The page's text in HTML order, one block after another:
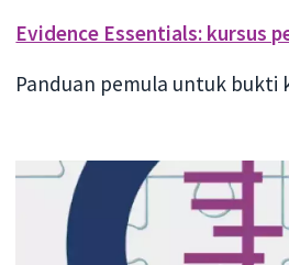
Evidence Essentials: kursus
Panduan pemula untuk bukti